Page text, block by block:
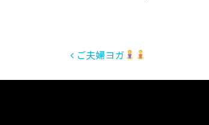
投稿ナビゲーシ
ご夫婦ヨガ